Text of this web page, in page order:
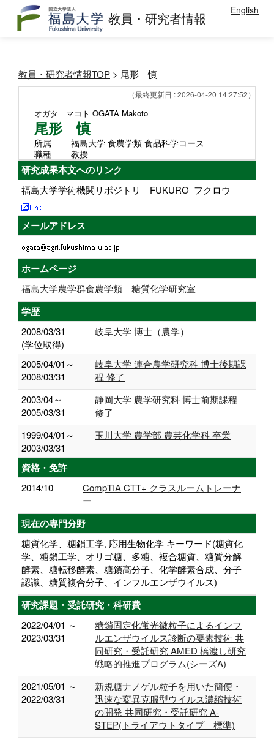
教員・研究者情報 English
教員・研究者情報TOP > 尾形 慎
（最終更新日 : 2026-04-20 14:27:52）
オガタ マコト OGATA Makoto
尾形 慎
所属
福島大学 食農学類 食品科学コース
職種
教授
研究成果本文へのリンク
福島大学学術機関リポジトリ FUKURO_フクロウ_
メールアドレス
ホームページ
福島大学農学群食農学類 糖質化学研究室
学歴
2008/03/31
(学位取得)
岐阜大学 博士（農学）
2005/04/01～
2008/03/31
岐阜大学 連合農学研究科 博士後期課
程 修了
2003/04～
2005/03/31
静岡大学 農学研究科 博士前期課程
修了
1999/04/01～
2003/03/31
玉川大学 農学部 農芸化学科 卒業
資格・免許
2014/10
CompTIA CTT+ クラスルームトレーナ
ー
現在の専門分野
糖質化学、糖鎖工学, 応用生物化学 キーワード(糖質化
学、糖鎖工学、オリゴ糖、多糖、複合糖質、糖質分解
酵素、糖転移酵素、糖鎖高分子、化学酵素合成、分子
認識、糖質複合分子、インフルエンザウイルス)
研究課題・受託研究・科研費
2022/04/01 ～
2023/03/31
糖鎖固定化蛍光微粒子によるインフ
ルエンザウイルス診断の要素技術 共
同研究・受託研究 AMED 橋渡し研究
戦略的推進プログラム(シーズA)
2021/05/01 ～
2022/03/31
新規糖ナノゲル粒子を用いた簡便・
迅速な変異克服型ウイルス濃縮技術
の開発 共同研究・受託研究 A-
STEP(トライアウトタイプ 標準)